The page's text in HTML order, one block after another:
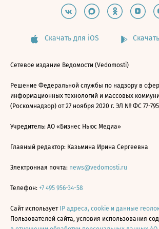
Скачать для iOS
Сетевое издание Ведомости (Vedomosti)
Решение Федеральной службы по надзору в
информационных технологий и массовых
(Роскомнадзор) от 27 ноября 2020 г. ЭЛ № ФС 77-
Учредитель: АО «Бизнес Ньюс Медиа»
Главный редактор: Казьмина Ирина Сергеевна
Электронная почта: news@vedomosti.ru
Телефон: +7 495 956-34-58
Сайт использует IP адреса, cookie и данные
Пользователей сайта, условия использования